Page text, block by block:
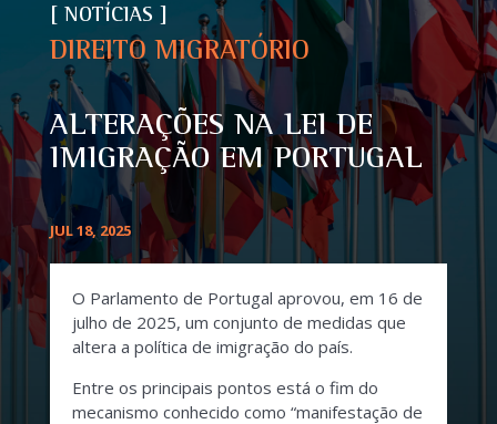
[ NOTÍCIAS ]
DIREITO MIGRATÓRIO
ALTERAÇÕES NA LEI DE
IMIGRAÇÃO EM PORTUGAL
JUL 18, 2025
O Parlamento de Portugal aprovou, em 16 de
julho de 2025, um conjunto de medidas que
altera a política de imigração do país.
Entre os principais pontos está o fim do
mecanismo conhecido como “manifestação de